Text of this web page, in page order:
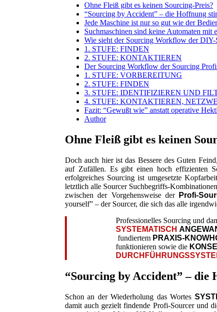
Ohne Fleiß gibt es keinen Sourcing-Preis?
“Sourcing by Accident” – die Hoffnung
Jede Maschine ist nur so gut wie der
Suchmaschinen sind keine Automaten mit
Wie sieht der Sourcing Workflow der DIY-
1. STUFE: FINDEN
2. STUFE: KONTAKTIEREN
Der Sourcing Workflow der Sourcing
1. STUFE: VORBEREITUNG
2. STUFE: FINDEN
3. STUFE: IDENTIFIZIEREN UND
4. STUFE: KONTAKTIEREN,
Fazit: “Gewußt wie” anstatt operative
Author
Ohne Fleiß gibt es keinen
Doch auch hier ist das Bessere des Guten
auf Zufällen. Es gibt einen hoch effizienten
erfolgreiches Sourcing ist umgesetzte
letztlich alle Sourcer Suchbegriffs-
zwischen der Vorgehensweise der Profi-
yourself” – der Sourcer, die sich das alle
Professionelles Sourcing und
SYSTEMATISCH
fundiertem PRAXIS-
funktionieren sowie die
“Sourcing by Accident” –
Schon an der Wiederholung das Wortes
damit auch gezielt findende Profi-Sourcer und